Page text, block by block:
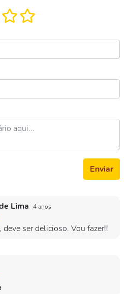
Enviar
Lima 4 anos
deve ser delicioso. Vou fazer!!